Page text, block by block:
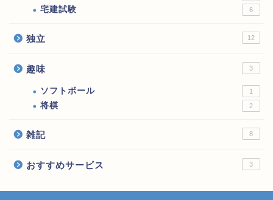
宅建試験 6
独立 12
趣味 3
ソフトボール 1
将棋 2
雑記 8
おすすめサービス 3